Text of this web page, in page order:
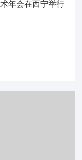
年会在西宁举行